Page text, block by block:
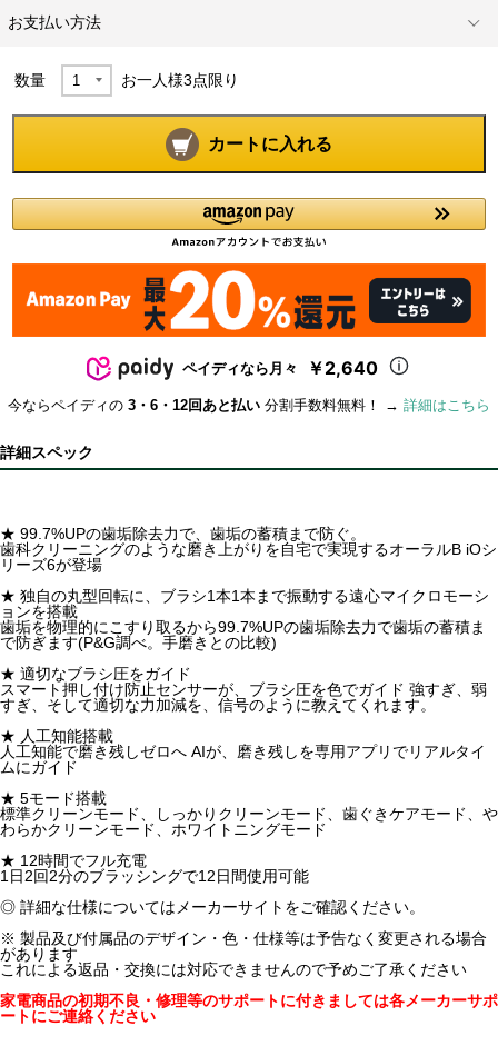
お支払い方法
数量 お一人様3点限り
カートに入れる
ペイディなら月々 ￥2,640
今ならペイディの 3・6・12回あと払い 分割手数料無料！ → 詳細はこちら
詳細スペック
★ 99.7%UPの歯垢除去力で、歯垢の蓄積まで防ぐ。
歯科クリーニングのような磨き上がりを自宅で実現するオーラルB iOシ
リーズ6が登場
★ 独自の丸型回転に、ブラシ1本1本まで振動する遠心マイクロモーシ
ョンを搭載
歯垢を物理的にこすり取るから99.7%UPの歯垢除去力で歯垢の蓄積ま
で防ぎます(P&G調べ。手磨きとの比較)
★ 適切なブラシ圧をガイド
スマート押し付け防止センサーが、ブラシ圧を色でガイド 強すぎ、弱
すぎ、そして適切な力加減を、信号のように教えてくれます。
★ 人工知能搭載
人工知能で磨き残しゼロへ AIが、磨き残しを専用アプリでリアルタイ
ムにガイド
★ 5モード搭載
標準クリーンモード、しっかりクリーンモード、歯ぐきケアモード、や
わらかクリーンモード、ホワイトニングモード
★ 12時間でフル充電
1日2回2分のブラッシングで12日間使用可能
◎ 詳細な仕様についてはメーカーサイトをご確認ください。
※ 製品及び付属品のデザイン・色・仕様等は予告なく変更される場合
があります
これによる返品・交換には対応できませんので予めご了承ください
家電商品の初期不良・修理等のサポートに付きましては各メーカーサポ
ートにご連絡ください